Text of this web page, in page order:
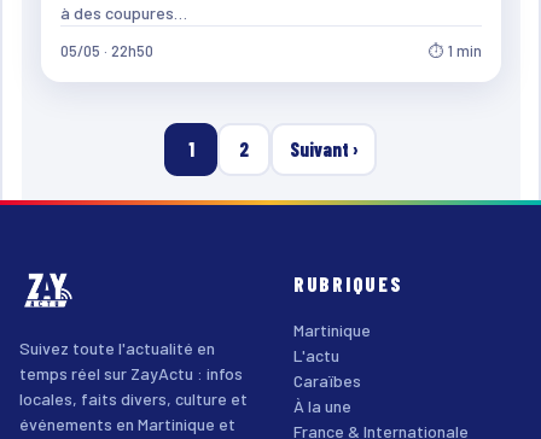
à des coupures…
05/05 · 22h50 ⏱ 1 min
1 2 Suivant ›
Suivez toute l'actualité en
temps réel sur ZayActu : infos
locales, faits divers, culture et
événements en Martinique et
RUBRIQUES
Martinique
L'actu
Caraïbes
À la une
France & Internationale